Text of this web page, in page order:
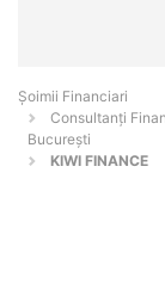
Șoimii Financiari
Consultanți
Bucureşti
KIWI FINANCE